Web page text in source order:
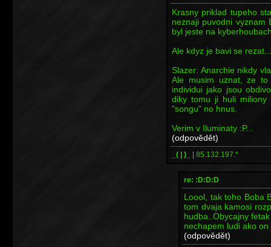
Krasny priklad tupeho
neznaji puvodni vyznam
byl jeste na
Ale kdyz je bavi se
Slazer: Anarchie nikdy
Ale musim uznat, ze to
individui jako jsou
diky tomu ji huli miliony
"songu" no hnus.
Verim v Iluminaty :P...
(odpovědět)
_( | )_ | 85.132.197.*
re: :D:D:D
Loool, tak toho Boba
tom dvaja kamosi
hudba..Obycajny
nechapem ludi ako
(odpovědět)